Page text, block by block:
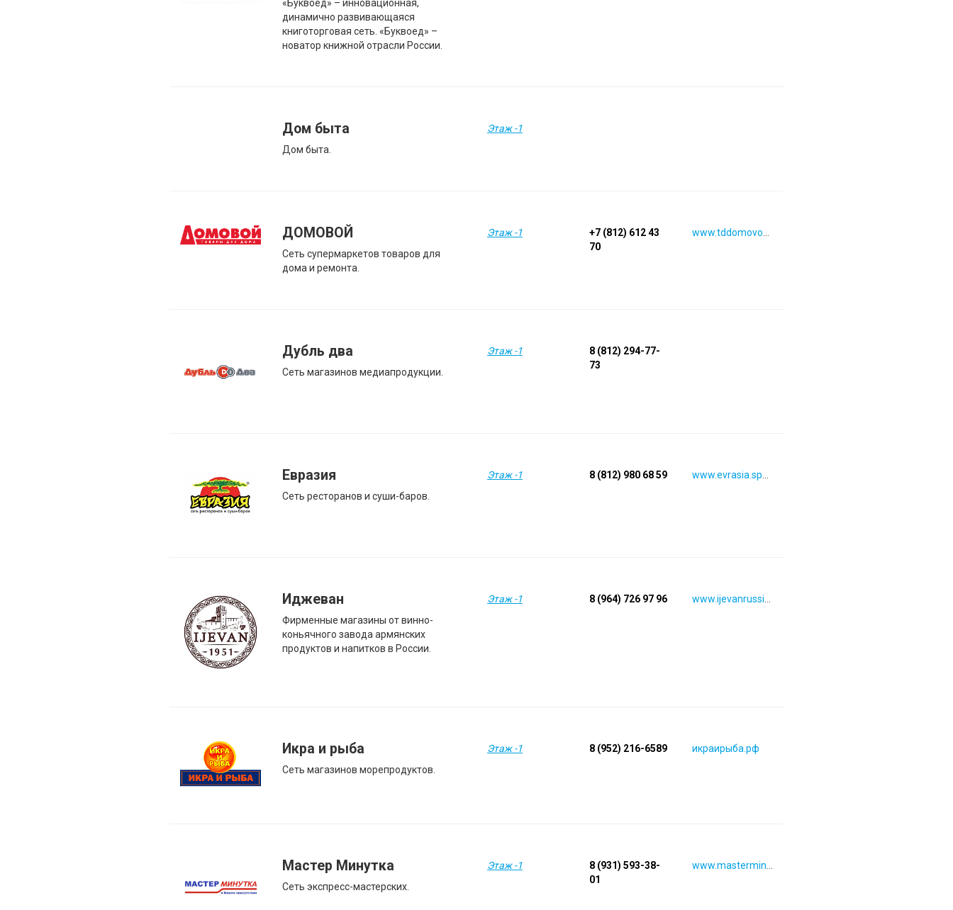
«Буквоед» – инновационная,
динамично развивающаяся
книготорговая сеть. «Буквоед» –
новатор книжной отрасли России.
Дом быта
Дом быта.
Этаж -1
ДОМОВОЙ
Сеть супермаркетов товаров для
дома и ремонта.
Этаж -1
+7 (812) 612 43
70
www.tddomovoy.ru
Дубль два
Сеть магазинов медиапродукции.
Этаж -1
8 (812) 294-77-
73
Евразия
Сеть ресторанов и суши-баров.
Этаж -1 8 (812) 980 68 59
Иджеван
Фирменные магазины от винно-
коньячного завода армянских
продуктов и напитков в России.
Этаж -1 8 (964) 726 97 96
Икра и рыба
Сеть магазинов морепродуктов.
Этаж -1 8 (952) 216-6589 икраирыба.рф
Мастер Минутка
Сеть экспресс-мастерских.
Этаж -1
8 (931) 593-38-
01